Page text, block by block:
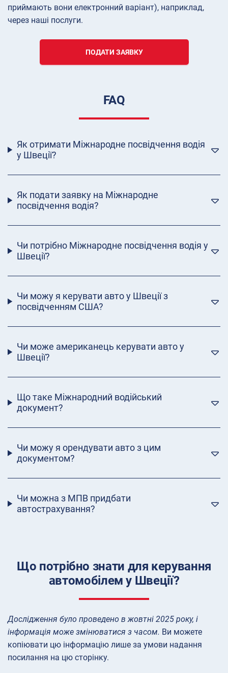
приймають вони електронний варіант), наприклад,
через наші послуги.
ПОДАТИ ЗАЯВКУ
FAQ
Як отримати Міжнародне посвідчення водія
у Швеції?
Як подати заявку на Міжнародне
посвідчення водія?
Чи потрібно Міжнародне посвідчення водія у
Швеції?
Чи можу я керувати авто у Швеції з
посвідченням США?
Чи може американець керувати авто у
Швеції?
Що таке Міжнародний водійський
документ?
Чи можу я орендувати авто з цим
документом?
Чи можна з МПВ придбати
автострахування?
Що потрібно знати для керування
автомобілем у Швеції?
Дослідження було проведено в жовтні 2025 року, і
інформація може змінюватися з часом. Ви можете
копіювати цю інформацію лише за умови надання
посилання на цю сторінку.